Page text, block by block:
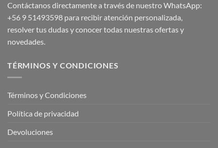
Contáctanos directamente a través de nuestro WhatsApp:
+56 9 51493598 para recibir atención personalizada,
resolver tus dudas y conocer todas nuestras ofertas y
novedades.
TÉRMINOS Y CONDICIONES
Términos y Condiciones
Política de privacidad
Devoluciones